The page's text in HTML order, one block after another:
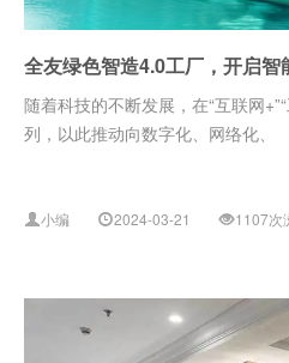
全友绿色智造4.0工厂，开启智
随着科技的不断发展，在“互联网
列，以此推动向数字化、网络化、
小编 2024-03-21 1107次